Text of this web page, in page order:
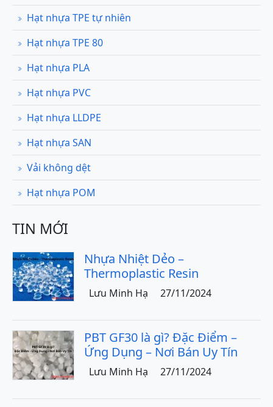
Hạt nhựa TPE tự nhiên
Hạt nhựa TPE 80
Hạt nhựa PLA
Hạt nhựa PVC
Hạt nhựa LLDPE
Hạt nhựa SAN
Vải không dệt
Hạt nhựa POM
TIN MỚI
Nhựa Nhiệt Dẻo –
Thermoplastic Resin
Lưu Minh Hạ 27/11/2024
PBT GF30 là gì? Đặc Điểm –
Ứng Dụng – Nơi Bán Uy Tín
Lưu Minh Hạ 27/11/2024